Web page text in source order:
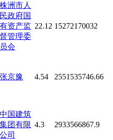
株洲市人
民政府国
有资产监
督管理委
员会
22.12 15272170032
张京豫 4.54 2551535746.66
中国建筑
集团有限
公司
4.3 2933566867.9